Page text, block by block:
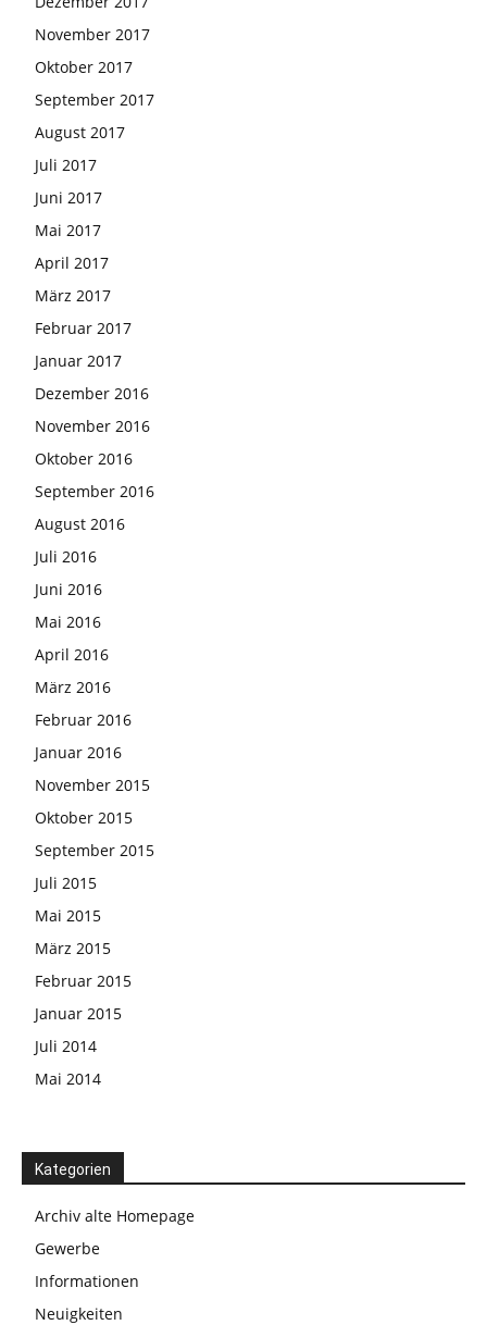
November 2017
Oktober 2017
September 2017
August 2017
Juli 2017
Juni 2017
Mai 2017
April 2017
März 2017
Februar 2017
Januar 2017
Dezember 2016
November 2016
Oktober 2016
September 2016
August 2016
Juli 2016
Juni 2016
Mai 2016
April 2016
März 2016
Februar 2016
Januar 2016
November 2015
Oktober 2015
September 2015
Juli 2015
Mai 2015
März 2015
Februar 2015
Januar 2015
Juli 2014
Mai 2014
Kategorien
Archiv alte Homepage
Gewerbe
Informationen
Neuigkeiten